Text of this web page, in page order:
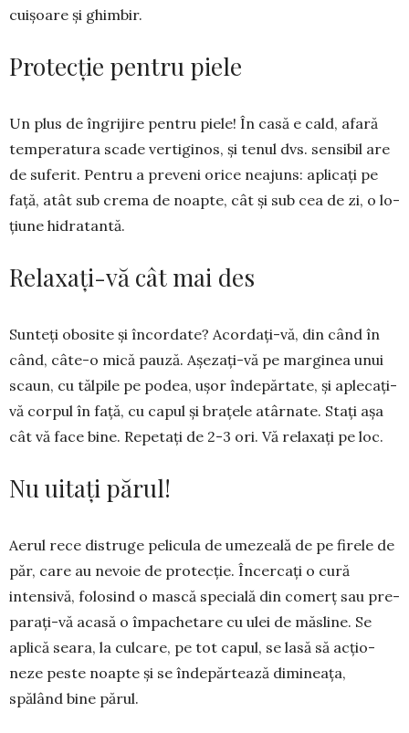
cui­șoare și ghimbir.
Protecție pentru piele
Un plus de îngrijire pentru piele! În casă e cald, afară
tem­peratura sca­de vertiginos, și tenul dvs. sensibil are
de suferit. Pentru a preveni orice nea­juns: aplicați pe
față, atât sub crema de noapte, cât și sub cea de zi, o lo­
țiune hidratantă.
Relaxați-vă cât mai des
Sunteți obosite și încordate? A­cor­­dați-vă, din când în
când, câte-o mică pa­u­ză. Așezați-vă pe marginea u­nui
scaun, cu tălpile pe podea, ușor înde­păr­tate, și aple­cați-
vă corpul în față, cu ca­pul și brațele atârnate. Stați așa
cât vă face bine. Repetați de 2-3 ori. Vă relaxați pe loc.
Nu uitați părul!
Aerul rece dis­truge pelicula de umezeală de pe fi­rele de
păr, care au nevoie de protec­ție. Încercați o cură
intensivă, folo­sind o mas­că specială din comerț sau pre­
parați-vă acasă o împachetare cu ulei de măsline. Se
aplică seara, la cul­care, pe tot capul, se lasă să acțio­
neze peste noapte și se în­depărtează dimineața,
spălând bine părul.